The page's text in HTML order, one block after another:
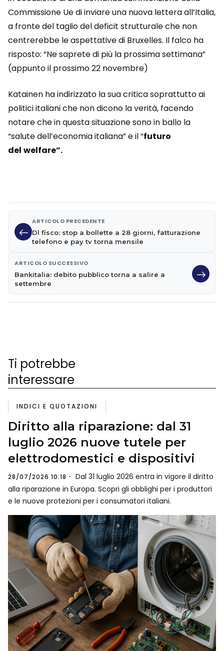
Commissione Ue di inviare una nuova lettera all’Italia,
a fronte del taglio del deficit strutturale che non
centrerebbe le aspettative di Bruxelles. Il falco ha
risposto: “Ne saprete di più la prossima settimana”
(appunto il prossimo 22 novembre)
Katainen ha indirizzato la sua critica soprattutto ai
politici italiani che non dicono la verità, facendo
notare che in questa situazione sono in ballo la
“salute dell’economia italiana” e il “futuro
del welfare”.
ARTICOLO PRECEDENTE
Dl fisco: stop a bollette a 28 giorni, fatturazione
telefono e pay tv torna mensile
ARTICOLO SUCCESSIVO
Bankitalia: debito pubblico torna a salire a
Ti potrebbe
interessare
INDICI E QUOTAZIONI
Diritto alla riparazione: dal 31
luglio 2026 nuove tutele per
elettrodomestici e dispositivi
28/07/2026 10:18
Dal 31 luglio 2026 entra in vigore il diritto
alla riparazione in Europa. Scopri gli obblighi per i produttori
e le nuove protezioni per i consumatori italiani.